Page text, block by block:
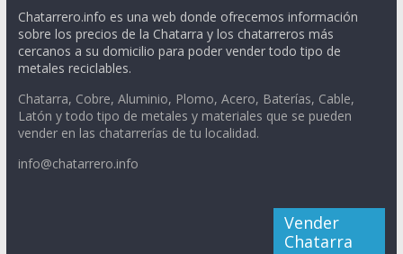
Chatarrero.info es una web donde ofrecemos información
sobre los precios de la Chatarra y los chatarreros más
cercanos a su domicilio para poder vender todo tipo de
metales reciclables.
Chatarra, Cobre, Aluminio, Plomo, Acero, Baterías, Cable,
Latón y todo tipo de metales y materiales que se pueden
vender en las chatarrerías de tu localidad.
info@chatarrero.info
Vender
Chatarra